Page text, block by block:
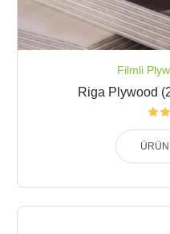
Filmli
Riga Plywood